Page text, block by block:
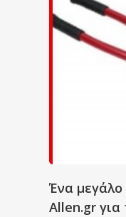
Ένα
Allen.gr για